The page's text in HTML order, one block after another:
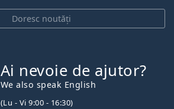
Doresc noutăți
Ai nevoie de ajutor?
We also speak English
(Lu - Vi 9:00 - 16:30)